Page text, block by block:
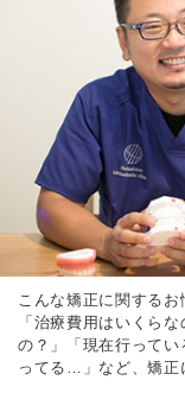
こんな矯正に関する
「治療費用はいくら
の？」「現在行って
ってる…」など、矯正